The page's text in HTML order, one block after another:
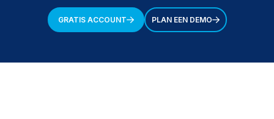
GRATIS ACCOUNT PLAN EEN DEMO